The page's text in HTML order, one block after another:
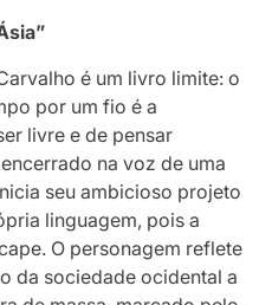
é um livro limite: o
por um fio é a
livre e de pensar
na voz de uma
seu ambicioso projeto
linguagem, pois a
O personagem reflete
da sociedade ocidental a